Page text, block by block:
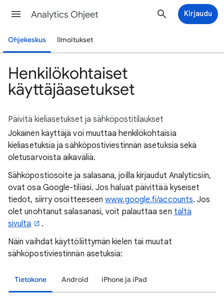
Analytics Ohjeet Kirjaudu
Ohjekeskus Ilmoitukset
Henkilökohtaiset
käyttäjäasetukset
Päivitä kieliasetukset ja sähköpostitilaukset
Jokainen käyttäjä voi muuttaa henkilökohtaisia
kieliasetuksia ja sähköpostiviestinnän asetuksia sekä
oletusarvoista aikaväliä.
Sähköpostiosoite ja salasana, joilla kirjaudut Analyticsiin,
ovat osa Google-tiliäsi. Jos haluat päivittää kyseiset
tiedot, siirry osoitteeseenwww.google.fi/accounts. Jos
olet unohtanut salasanasi, voit palauttaa sen tältä
sivulta
.
Näin vaihdat käyttöliittymän kielen tai muutat
sähköpostiviestinnän asetuksia:
Tietokone Android iPhone ja iPad